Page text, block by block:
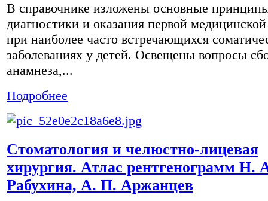
В справочнике изложены основные
диагностики и оказания первой
при наиболее часто встречающихся
заболеваниях у детей. Освещены вопросы
анамнеза,...
Подробнее
Стоматология и челюстно-лицевая
хирургия. Атлас рентгенограмм Н.
Рабухина, А. П. Аржанцев